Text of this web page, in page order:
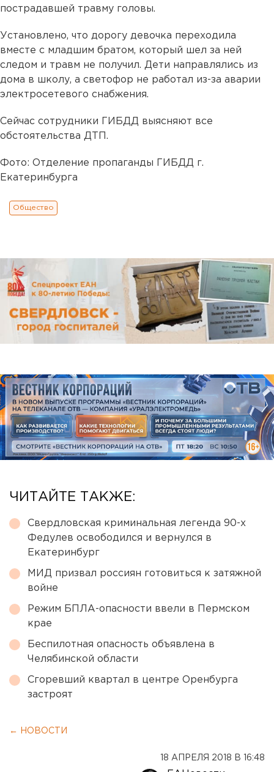
пострадавшей травму головы.
Установлено, что дорогу девочка переходила
вместе с младшим братом, который шел за ней
следом и травм не получил. Дети направлялись из
дома в школу, а светофор не работал из-за аварии
электросетевого снабжения.
Сейчас сотрудники ГИБДД выясняют все
обстоятельства ДТП.
Фото: Отделение пропаганды ГИБДД г.
Екатеринбурга
Общество
ЧИТАЙТЕ ТАКЖЕ:
Свердловская криминальная легенда 90-х
Федулев освободился и вернулся в
Екатеринбург
МИД призвал россиян готовиться к затяжной
войне
Режим БПЛА-опасности ввели в Пермском
крае
Беспилотная опасность объявлена в
Челябинской области
Сгоревший квартал в центре Оренбурга
застроят
← НОВОСТИ
18 АПРЕЛЯ 2018 В 16:48